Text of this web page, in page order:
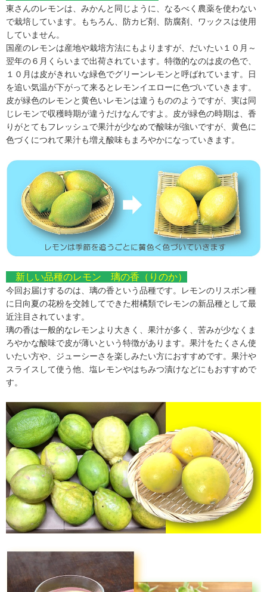
東さんのレモンは、みかんと同じように、なるべく農薬を使わない
で栽培しています。もちろん、防カビ剤、防腐剤、ワックスは使用
していません。
国産のレモンは産地や栽培方法にもよりますが、だいたい１０月～
翌年の６月くらいまで出荷されています。特徴的なのは皮の色で、
１０月は皮がきれいな緑色でグリーンレモンと呼ばれています。日
を追い気温が下がって来るとレモンイエローに色づいていきます。
皮が緑色のレモンと黄色いレモンは違うもののようですが、実は同
じレモンで収穫時期が違うだけなんですよ。皮が緑色の時期は、香
りがとてもフレッシュで果汁が少なめで酸味が強いですが、黄色に
色づくにつれて果汁も増え酸味もまろやかになっていきます。
新しい品種のレモン 璃の香（りのか）
今回お届けするのは、璃の香という品種です。レモンのリスボン種
に日向夏の花粉を交雑してできた柑橘類でレモンの新品種として最
近注目されています。
璃の香は一般的なレモンより大きく、果汁が多く、苦みが少なくま
ろやかな酸味で皮が薄いという特徴があります。果汁をたくさん使
いたい方や、ジューシーさを楽しみたい方におすすめです。果汁や
スライスして使う他、塩レモンやはちみつ漬けなどにもおすすめで
す。